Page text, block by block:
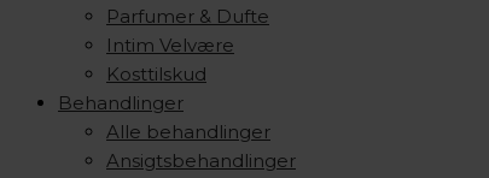
Parfumer & Dufte
Intim Velvære
Kosttilskud
Behandlinger
Alle behandlinger
Ansigtsbehandlinger